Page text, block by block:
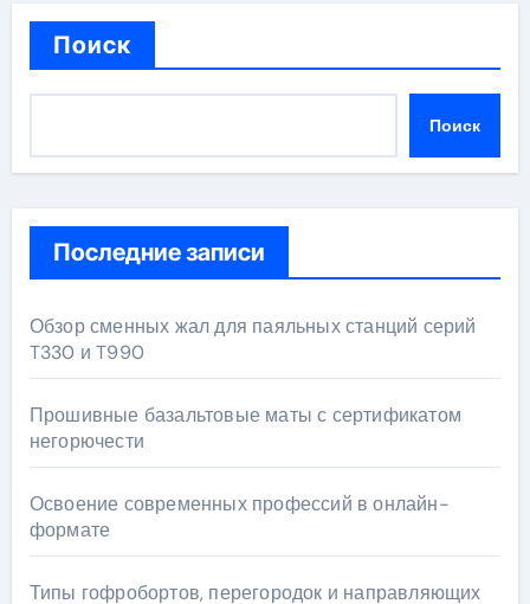
Поиск
Поиск
Последние записи
Обзор сменных жал для паяльных станций серий
T330 и T990
Прошивные базальтовые маты с сертификатом
негорючести
Освоение современных профессий в онлайн-
формате
Типы гофробортов, перегородок и направляющих